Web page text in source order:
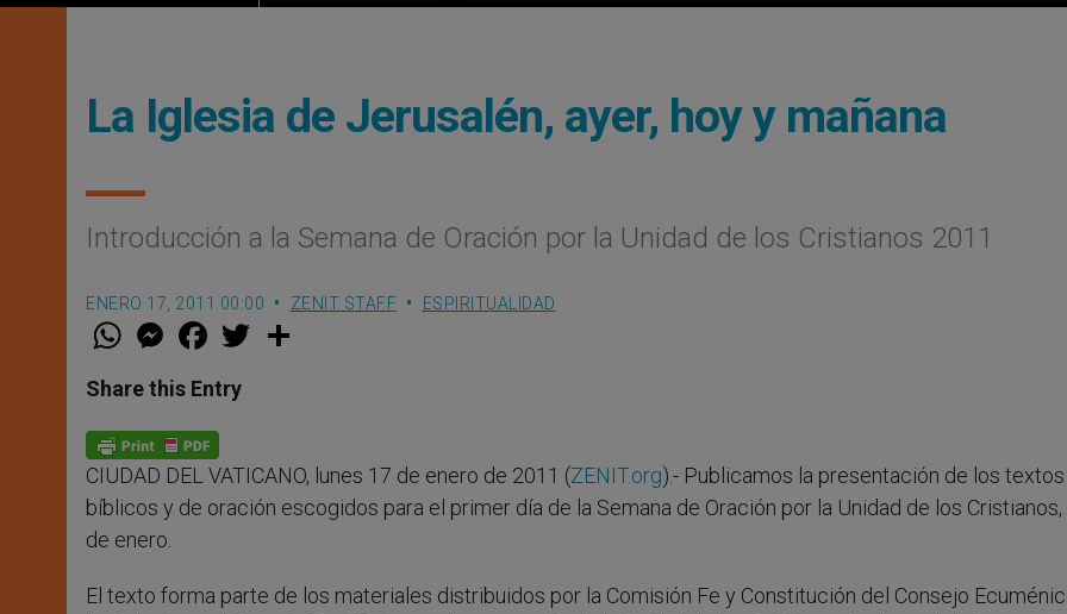
La Iglesia de Jerusalén, ayer, hoy y mañana
Introducción a la Semana de Oración por la Unidad de los Cristianos 2011
ENERO 17, 2011 00:00 ZENIT STAFF ESPIRITUALIDAD
W
t
s
p
p
M
e
s
e
g
e
r
F
a
e
b
o
k
w
Share this Entry
CIUDAD DEL VATICANO, lunes 17 de enero de 2011 (ZENIT.org).- Publicamos la presentación de los textos
bíblicos y de oración escogidos para el primer día de la Semana de Oración por la Unidad de los
de enero.
El texto forma parte de los materiales distribuidos por la Comisión Fe y Constitución del Consejo